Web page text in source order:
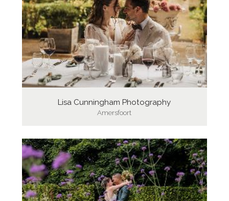
Lisa Cunningham Photography
Amersfoort